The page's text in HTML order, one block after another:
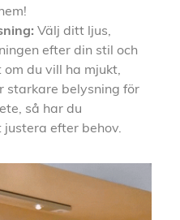
Välj ditt ljus,
efter din stil och
om du vill ha mjukt,
starkare belysning för
så har du
efter behov.